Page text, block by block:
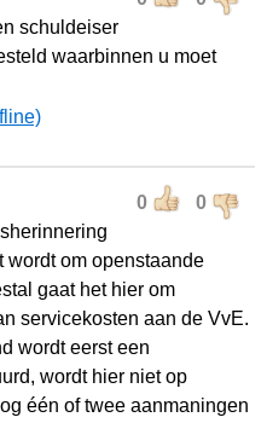
schuldeiser
waarbinnen u moet
0 0
wordt om openstaande
gaat het hier om
servicekosten aan de VvE.
wordt eerst een
wordt hier niet op
één of twee aanmaningen